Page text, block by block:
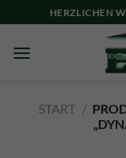
to
content
HERZLICHEN
START /